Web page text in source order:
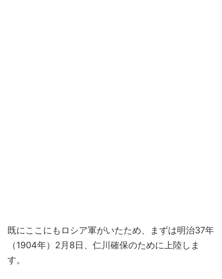
既にここにもロシア軍がいたため、まずは明治37年
（1904年）2月8日、仁川確保のために上陸しま
す。